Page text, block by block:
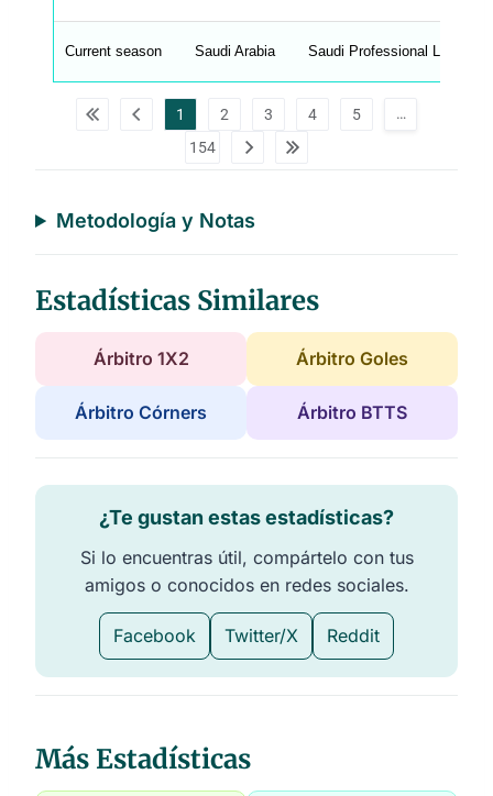
A
_
p
a
e
Current season Saudi Arabia Saudi Professional League
1 2 3 4 5
…
154
Metodología y Notas
Estadísticas Similares
Árbitro 1X2 Árbitro Goles
Árbitro Córners Árbitro BTTS
¿Te gustan estas estadísticas?
Si lo encuentras útil, compártelo con tus
amigos o conocidos en redes sociales.
Facebook Twitter/X Reddit
Más Estadísticas